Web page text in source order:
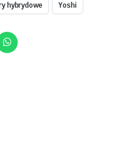
hybrydowe Yoshi